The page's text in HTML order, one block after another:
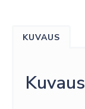
KUVAUS
Kuvaus